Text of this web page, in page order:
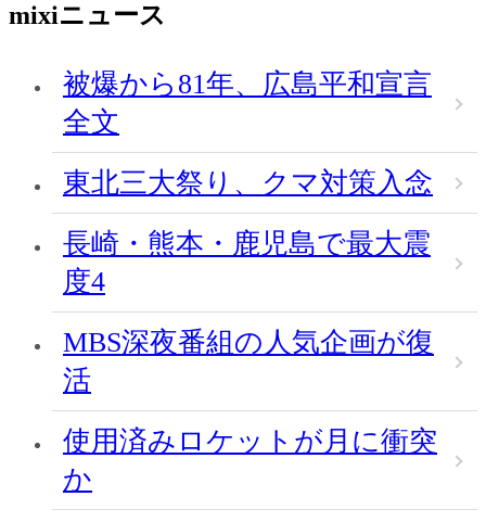
mixiニュース
被爆から81年、広島平和宣言
全文
東北三大祭り、クマ対策入念
長崎・熊本・鹿児島で最大震
度4
MBS深夜番組の人気企画が復
活
使用済みロケットが月に衝突
か